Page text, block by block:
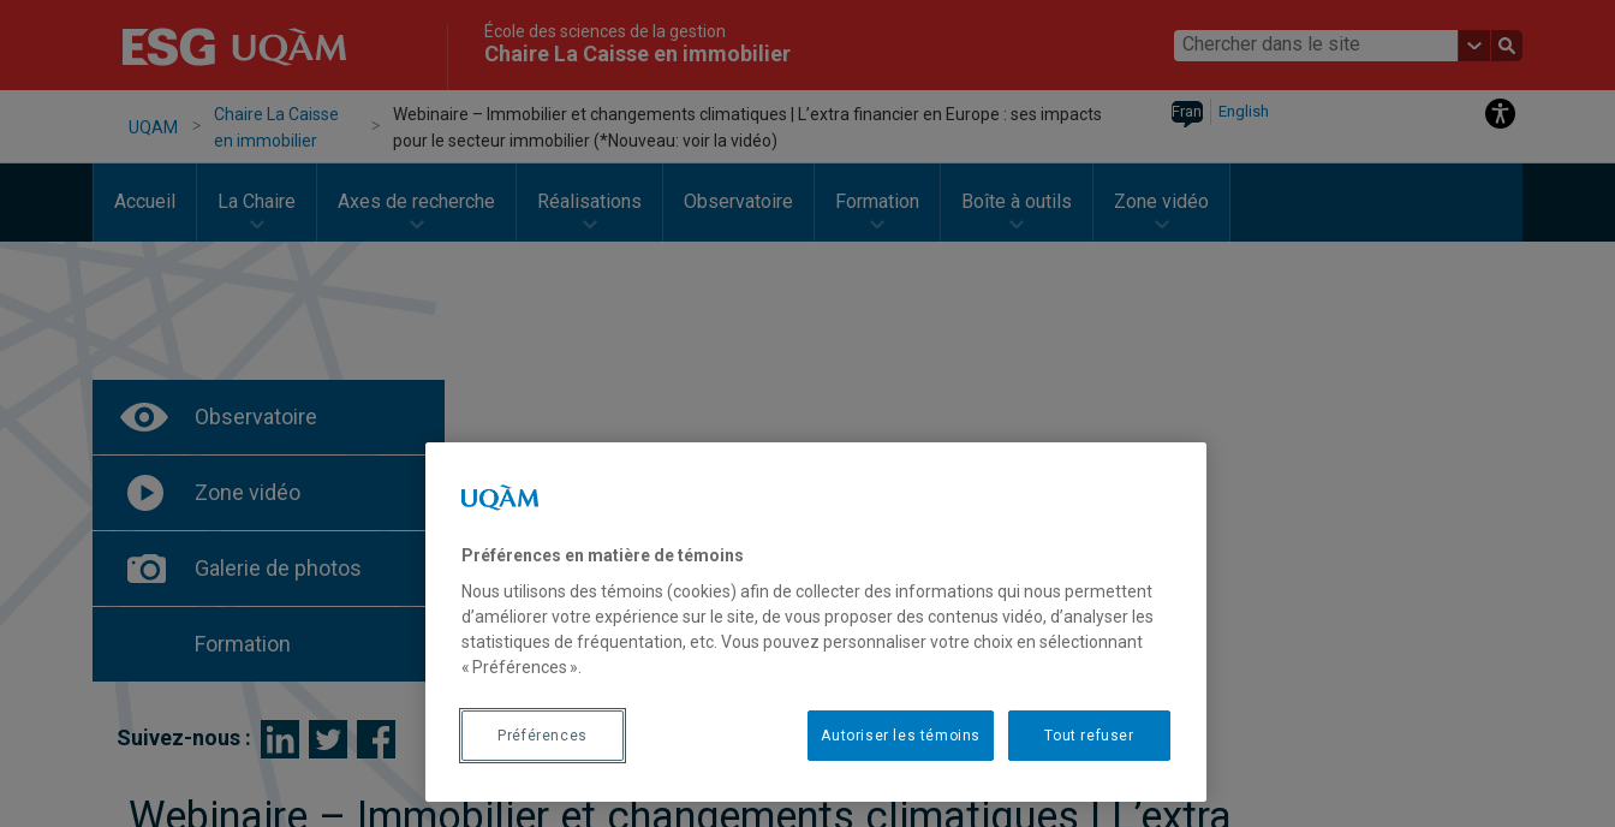
École des sciences de la gestion
Chaire La Caisse en immobilier
UQAM
Chaire La Caisse
en immobilier
Webinaire – Immobilier et changements climatiques | L’extra financier en Europe : ses impacts
pour le secteur immobilier (*Nouveau: voir la vidéo)
FrançaisEnglish
Accueil La Chaire Axes de recherche Réalisations Observatoire Formation Boîte à outils Zone vidéo
Observatoire
Zone vidéo
Galerie de photos
Formation
Suivez-nous :
Webinaire – Immobilier et changements climatiques | L’extra
Préférences en matière de témoins
Nous utilisons des témoins (cookies) afin de collecter des informations qui nous permettent
d’améliorer votre expérience sur le site, de vous proposer des contenus vidéo, d’analyser les
statistiques de fréquentation, etc. Vous pouvez personnaliser votre choix en sélectionnant
« Préférences ».
Tout refuser
Autoriser les témoins
Préférences